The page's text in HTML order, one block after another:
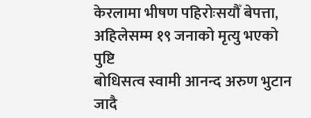
केरलामा भीषण पहिरोःसयौँ बेपत्ता,
अहिलेसम्म १९ जनाको मृत्यु भएको
पुष्टि
बोधिसत्व स्वामी आनन्द अरुण भुटान
जादै